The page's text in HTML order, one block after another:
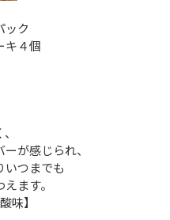
ック
キ４個
が感じられ、
つまでも
ます。
味】